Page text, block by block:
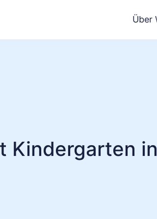
Über
Kindergarten